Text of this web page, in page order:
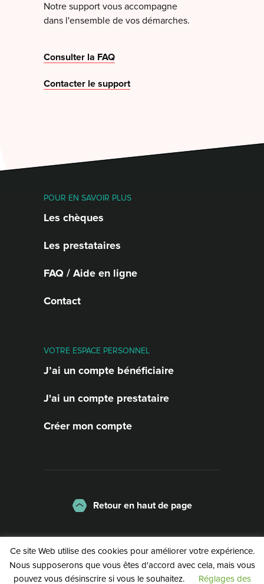
Notre support vous accompagne
dans l'ensemble de vos démarches.
Consulter la FAQ
Contacter le support
POUR EN SAVOIR PLUS
Les chèques
Les prestataires
FAQ / Aide en ligne
Contact
VOTRE ESPACE PERSONNEL
J’ai un compte bénéficiaire
J'ai un compte prestataire
Créer mon compte
Retour en haut de page
Politique de confidentialité
Ce site Web utilise des cookies pour améliorer votre expérience.
Nous supposerons que vous êtes d'accord avec cela, mais vous
pouvez vous désinscrire si vous le souhaitez.
Réglages des